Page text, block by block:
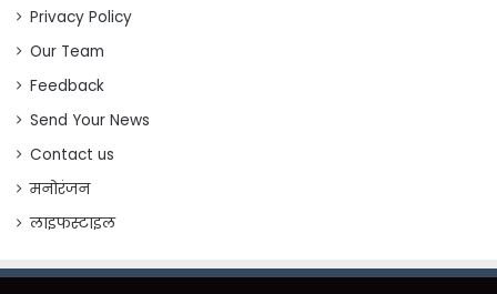
Privacy Policy
Our Team
Feedback
Send Your News
Contact us
मनोरंजन
लाइफस्टाइल